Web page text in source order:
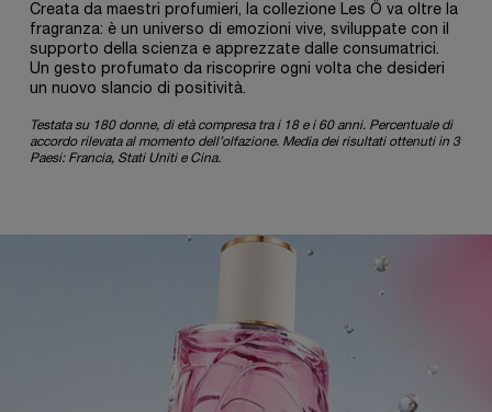
Creata da maestri profumieri, la collezione Les Ô va oltre la
fragranza: è un universo di emozioni vive, sviluppate con il
supporto della scienza e apprezzate dalle consumatrici.
Un gesto profumato da riscoprire ogni volta che desideri
un nuovo slancio di positività.
Testata su 180 donne, di età compresa tra i 18 e i 60 anni. Percentuale di
accordo rilevata al momento dell’olfazione. Media dei risultati ottenuti in 3
Paesi: Francia, Stati Uniti e Cina.
pdp-section-full-two-columns-image_layout